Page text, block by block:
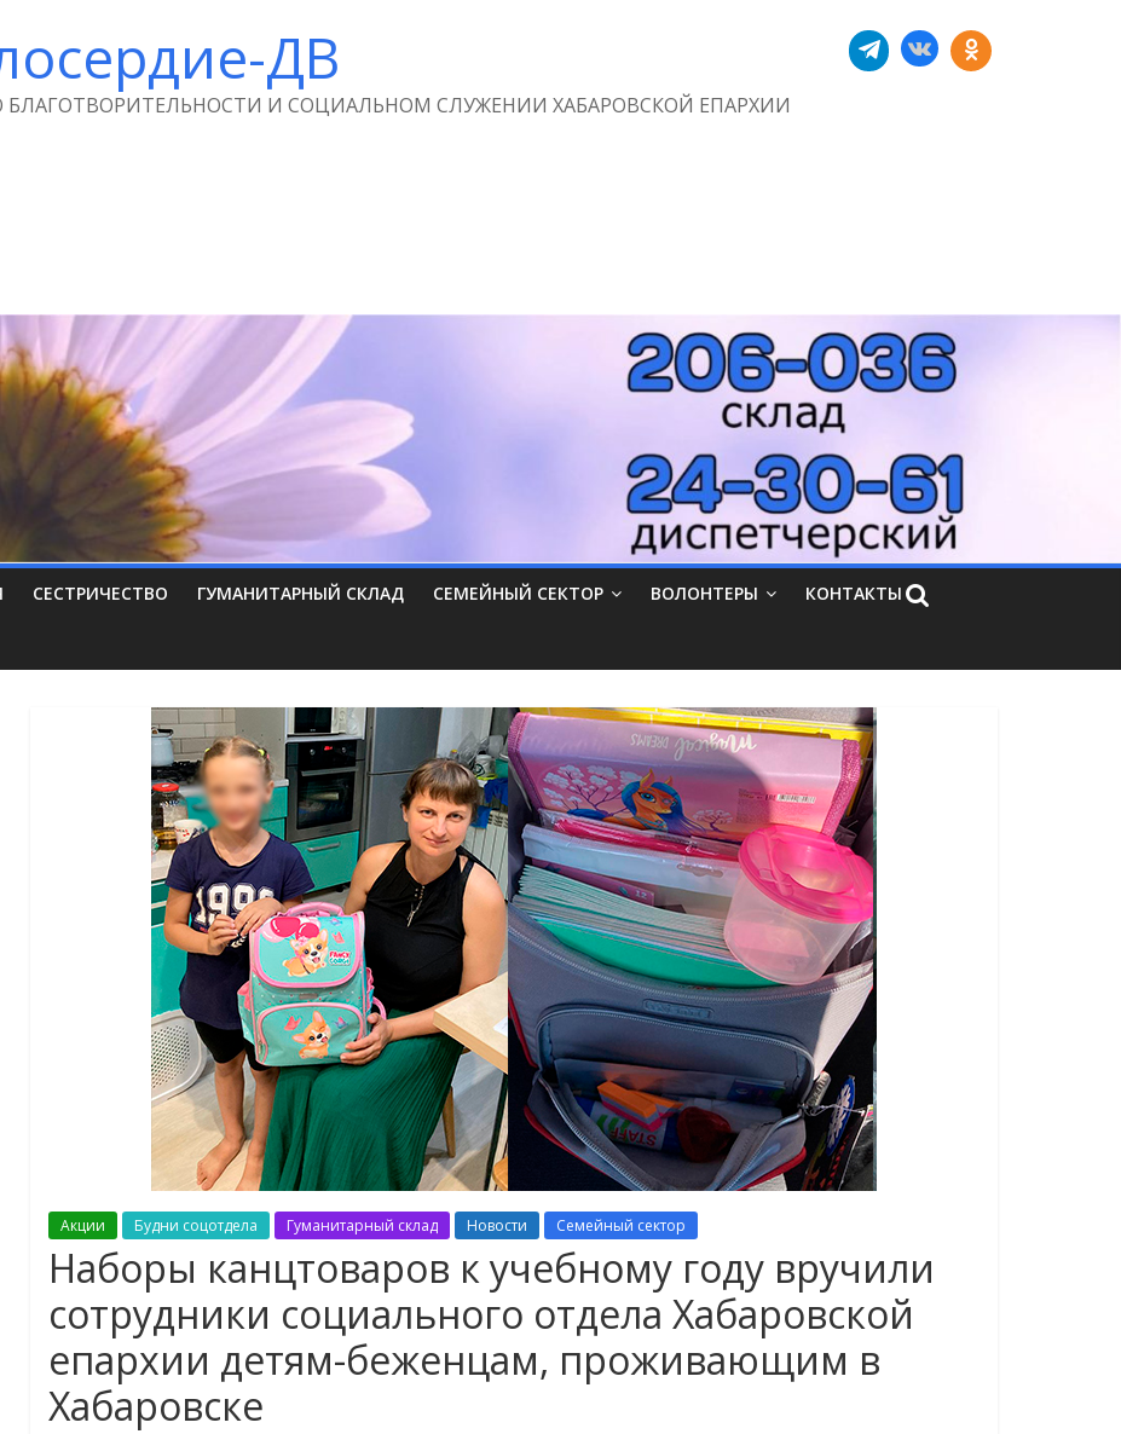
ДВ
БЛАГОТВОРИТЕЛЬНОСТИ И СОЦИАЛЬНОМ СЛУЖЕНИИ ХАБАРОВСКОЙ ЕПАРХИИ
СЕСТРИЧЕСТВО ГУМАНИТАРНЫЙ СКЛАД СЕМЕЙНЫЙ СЕКТОР ВОЛОНТЕРЫ КОНТАКТЫ
Акции Будни соцотдела Гуманитарный склад Новости Семейный сектор
Наборы канцтоваров к учебному году вручили
сотрудники социального отдела Хабаровской
епархии детям-беженцам, проживающим в
Хабаровске